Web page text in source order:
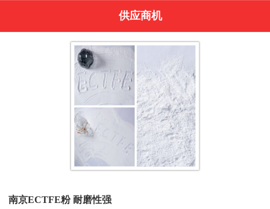
供应商机
南京ECTFE粉 耐磨性强